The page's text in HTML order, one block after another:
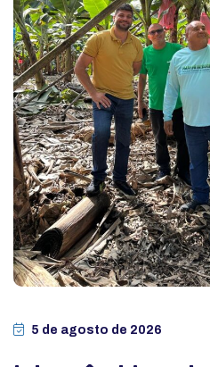
5 de agosto de 2026